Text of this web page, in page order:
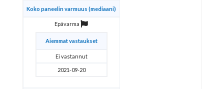
Koko paneelin varmuus (mediaani)
Epävarma
Aiemmat vastaukset
Ei vastannut
2021-09-20